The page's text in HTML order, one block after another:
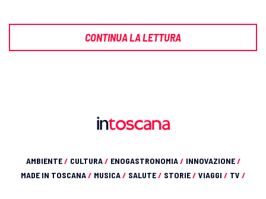
CONTINUA LA LETTURA
AMBIENTE/ CULTURA/ ENOGASTRONOMIA/ INNOVAZIONE/
MADE IN TOSCANA/ MUSICA/ SALUTE/ STORIE/ VIAGGI / TV /